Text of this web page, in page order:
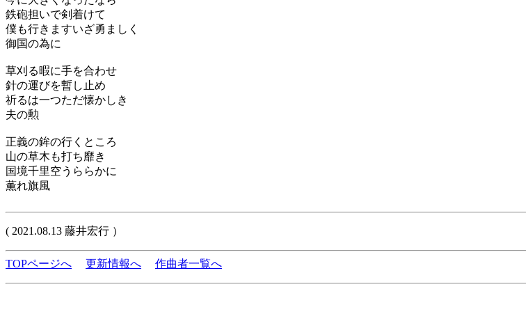
鉄砲担いで剣着けて
僕も行きますいざ勇ましく
御国の為に
草刈る暇に手を合わせ
針の運びを暫し止め
祈るは一つただ懐かしき
夫の勲
正義の鉾の行くところ
山の草木も打ち靡き
国境千里空うららかに
薫れ旗風
( 2021.08.13 藤井宏行 ）
TOPページへ 更新情報へ 作曲者一覧へ